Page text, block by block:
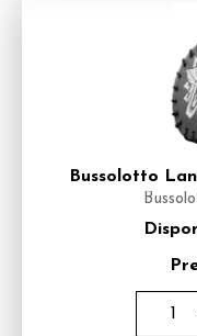
Bussolotto